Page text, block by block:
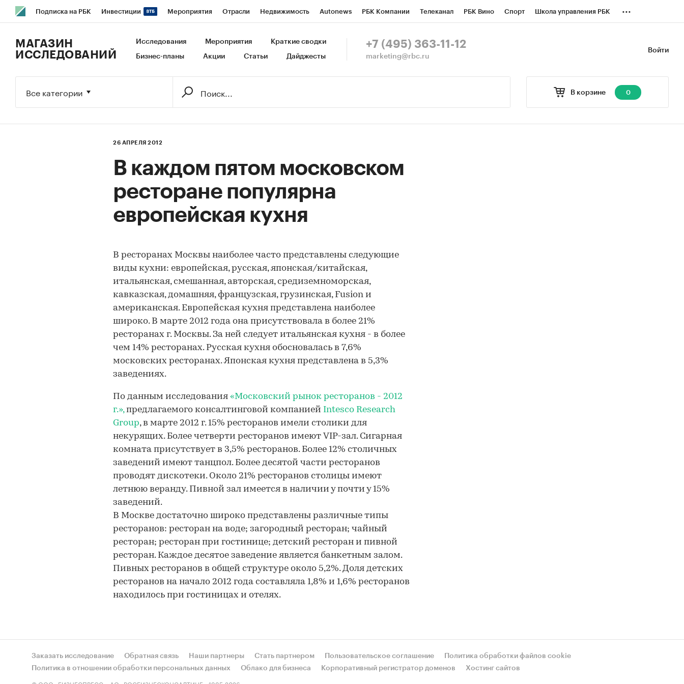
Подписка на РБК Инвестиции Мероприятия Отрасли Недвижимость Autonews РБК Компании Телеканал РБК Вино Спорт Школа управления РБК
Исследования Кредитные рейтинги Франшизы Газета Спецпроекты СПб Конференции СПб Спецпроекты
...
Войти
МАГАЗИН
ИССЛЕДОВАНИЙ
Исследования Мероприятия Краткие сводки
Бизнес-планы Акции Статьи Дайджесты
+7 (495) 363-11-12
marketing@rbc.ru
В корзине 0
Все категории
26 АПРЕЛЯ 2012
В каждом пятом московском
ресторане популярна
европейская кухня
В ресторанах Москвы наиболее часто представлены следующие
виды кухни: европейская, русская, японская/китайская,
итальянская, смешанная, авторская, средиземноморская,
кавказская, домашняя, французская, грузинская, Fusion и
американская. Европейская кухня представлена наиболее
широко. В марте 2012 года она присутствовала в более 21%
ресторанах г. Москвы. За ней следует итальянская кухня - в более
чем 14% ресторанах. Русская кухня обосновалась в 7,6%
московских ресторанах. Японская кухня представлена в 5,3%
заведениях.
По данным исследования «Московский рынок ресторанов - 2012
г.»,предлагаемого консалтинговой компанией Intesco Research
Group, в марте 2012 г. 15% ресторанов имели столики для
некурящих. Более четверти ресторанов имеют VIP-зал. Сигарная
комната присутствует в 3,5% ресторанов. Более 12% столичных
заведений имеют танцпол. Более десятой части ресторанов
проводят дискотеки. Около 21% ресторанов столицы имеют
летнюю веранду. Пивной зал имеется в наличии у почти у 15%
заведений.
В Москве достаточно широко представлены различные типы
ресторанов: ресторан на воде; загородный ресторан; чайный
ресторан; ресторан при гостинице; детский ресторан и пивной
ресторан. Каждое десятое заведение является банкетным залом.
Пивных ресторанов в общей структуре около 5,2%. Доля детских
ресторанов на начало 2012 года составляла 1,8% и 1,6% ресторанов
находилось при гостиницах и отелях.
Заказать исследование Обратная связь Наши партнеры Стать партнером Пользовательское соглашение
Политика обработки файлов cookie
Политика в отношении обработки персональных данных
Облако для бизнеса Корпоративный регистратор доменов Хостинг сайтов